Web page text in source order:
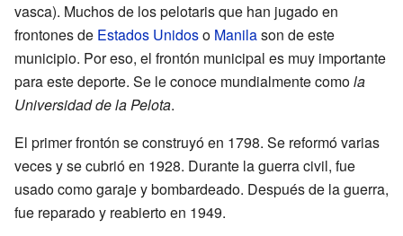
vasca). Muchos de los pelotaris que han jugado en
frontones de Estados Unidoso Manilason de este
municipio. Por eso, el frontón municipal es muy importante
para este deporte. Se le conoce mundialmente comola
Universidad de la Pelota.
El primer frontón se construyó en 1798. Se reformó varias
veces y se cubrió en 1928. Durante la guerra civil, fue
usado como garaje y bombardeado. Después de la guerra,
fue reparado y reabierto en 1949.